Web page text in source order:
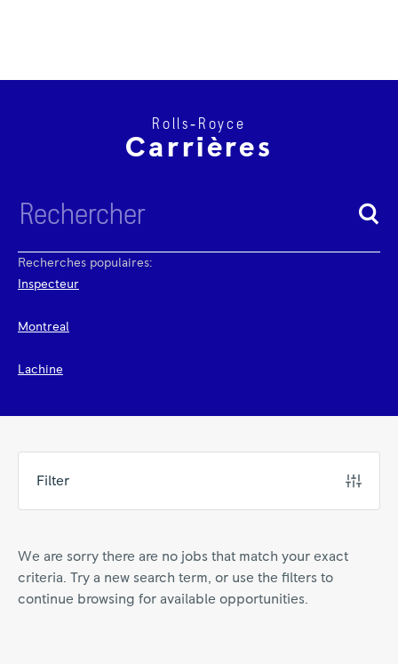
Rolls‑Royce
Carrières
Recherches populaires:
Inspecteur
Montreal
Lachine
Filter
We are sorry there are no jobs that match your exact
criteria. Try a new search term, or use the filters to
continue browsing for available opportunities.